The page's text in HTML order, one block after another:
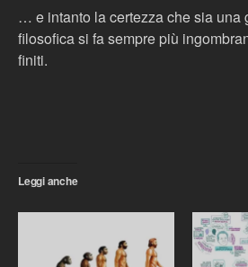
… e intanto la certezza che sia una
filosofica si fa sempre più
finiti.
Leggi anche